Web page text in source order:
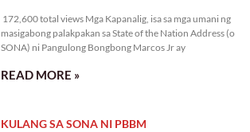
172,600 total views Mga Kapanalig, isa sa mga umani ng
masigabong palakpakan sa State of the Nation Address (o
SONA) ni Pangulong Bongbong Marcos Jr ay
READ MORE »
KULANG SA SONA NI PBBM